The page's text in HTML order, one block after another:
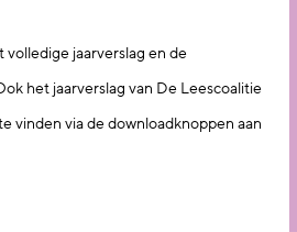
jaarverslag en de
het jaarverslag van De Leescoalitie
vinden via de downloadknoppen aan